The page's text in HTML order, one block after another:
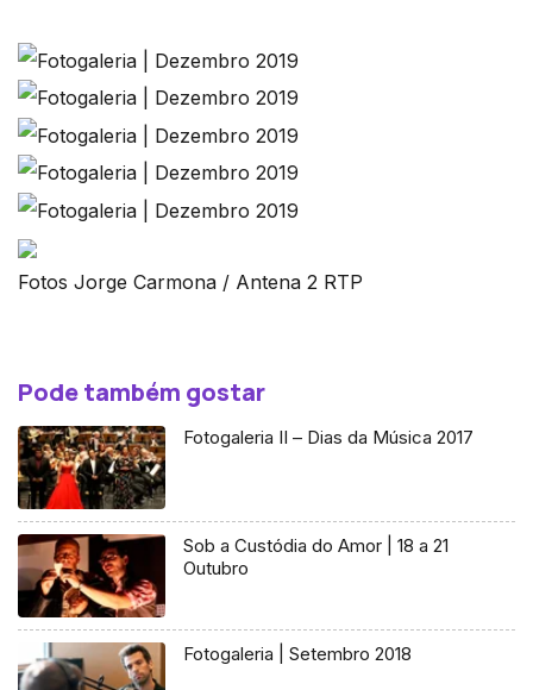
Fotos Jorge Carmona / Antena 2 RTP
Pode também gostar
Fotogaleria II – Dias da Música 2017
Sob a Custódia do Amor | 18 a 21
Outubro
Fotogaleria | Setembro 2018